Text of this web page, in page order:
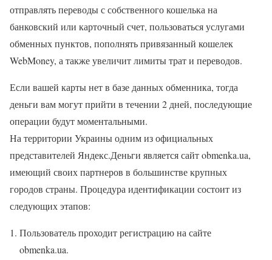
отправлять переводы с собственного кошелька на
банковский или карточный счет, пользоваться услугами
обменных пунктов, пополнять привязанный кошелек
WebMoney, а также увеличит лимиты трат и переводов.
Если вашей карты нет в базе данных обменника, тогда
деньги вам могут прийти в течении 2 дней, последующие
операции будут моментальными.
На территории Украины одним из официальных
представителей Яндекс.Деньги является сайт obmenka.ua,
имеющий своих партнеров в большинстве крупных
городов страны. Процедура идентификации состоит из
следующих этапов:
Пользователь проходит регистрацию на сайте
obmenka.ua.